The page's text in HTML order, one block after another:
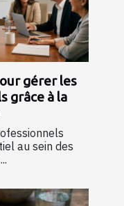
gérer les
grâce à la
au sein des